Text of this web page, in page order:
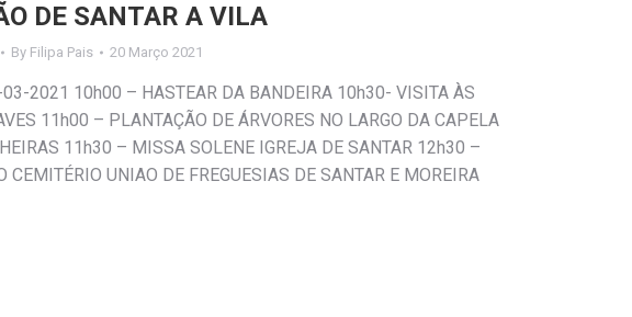
DE SANTAR A VILA
By Filipa Pais 20 Março 2021
2021 10h00 – HASTEAR DA BANDEIRA 10h30- VISITA ÀS
11h00 – PLANTAÇÃO DE ÁRVORES NO LARGO DA CAPELA
11h30 – MISSA SOLENE IGREJA DE SANTAR 12h30 –
CEMITÉRIO UNIAO DE FREGUESIAS DE SANTAR E MOREIRA